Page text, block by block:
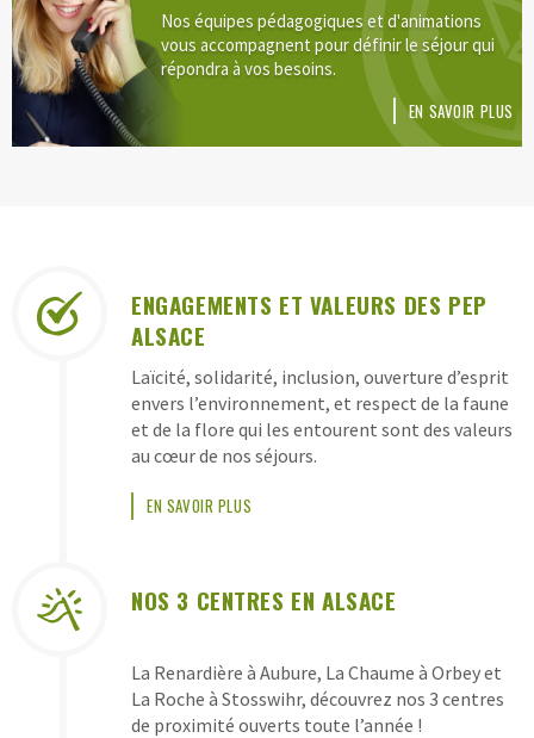
Nos équipes pédagogiques et d'animations
vous accompagnent pour définir le séjour qui
répondra à vos besoins.
EN SAVOIR PLUS
GARANTIES
DÉCOUVERTES
ENGAGEMENTS ET VALEURS DES PEP
ALSACE
Laïcité, solidarité, inclusion, ouverture d’esprit
envers l’environnement, et respect de la faune
et de la flore qui les entourent sont des valeurs
au cœur de nos séjours.
EN SAVOIR PLUS
NOS 3 CENTRES EN ALSACE
La Renardière à Aubure, La Chaume à Orbey et
La Roche à Stosswihr, découvrez nos 3 centres
de proximité ouverts toute l’année !